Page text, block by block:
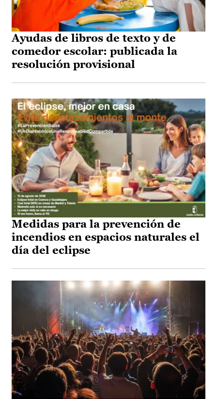
Ayudas de libros de texto y de
comedor escolar: publicada la
resolución provisional
Medidas para la prevención de
incendios en espacios naturales el
día del eclipse